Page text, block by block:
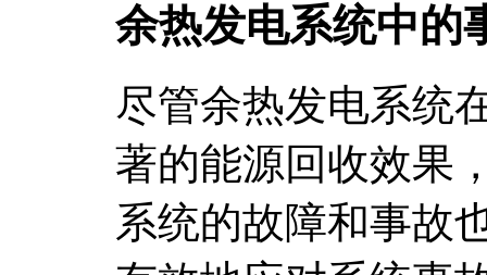
余热发电系统中的
尽管余热发电系统
著的能源回收效果
系统的故障和事故